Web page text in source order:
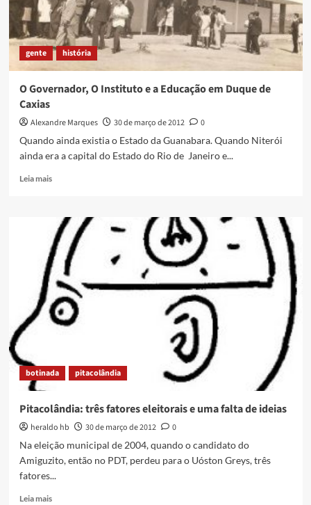
gente história
O Governador, O Instituto e a Educação em Duque de
Caxias
Alexandre Marques 30 de março de 2012
0
Quando ainda existia o Estado da Guanabara. Quando Niterói
ainda era a capital do Estado do Rio de Janeiro e...
Leia maisRead
Governador,
O
Instituto
e
Educação
em
Duque
botinada pitacolândia
Pitacolândia: três fatores eleitorais e uma falta de ideias
heraldo hb 30 de março de 2012
0
Na eleição municipal de 2004, quando o candidato do
Amiguzito, então no PDT, perdeu para o Uóston Greys, três
fatores...
Leia maisRead